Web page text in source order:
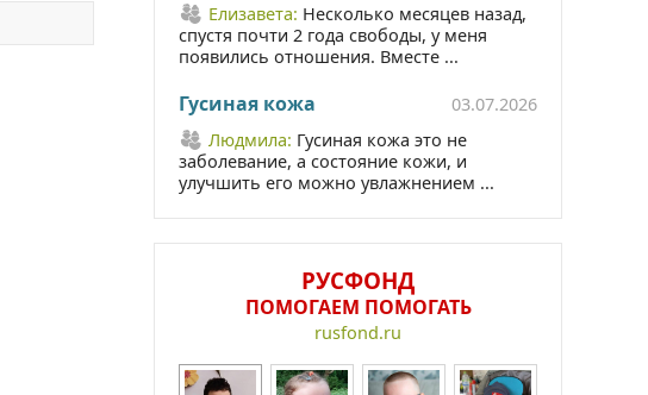
Елизавета: Несколько месяцев назад,
спустя почти 2 года свободы, у меня
появились отношения. Вместе ...
Гусиная кожа
03.07.2026
Людмила: Гусиная кожа это не
заболевание, а состояние кожи, и
улучшить его можно увлажнением ...
РУСФОНД
ПОМОГАЕМ ПОМОГАТЬ
rusfond.ru